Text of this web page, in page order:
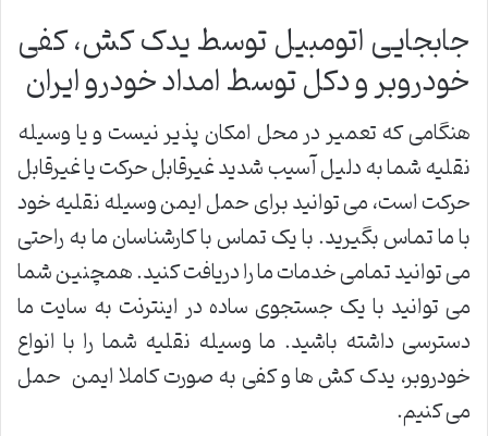
جابجایی اتومبیل توسط یدک کش، کفی
خودروبر و دکل توسط امداد خودرو ایران
هنگامی که تعمیر در محل امکان پذیر نیست و یا وسیله
نقلیه شما به دلیل آسیب شدید غیرقابل حرکت یا غیرقابل
حرکت است، می توانید برای حمل ایمن وسیله نقلیه خود
با ما تماس بگیرید. با یک تماس با کارشناسان ما به راحتی
می توانید تمامی خدمات ما را دریافت کنید. همچنین شما
می توانید با یک جستجوی ساده در اینترنت به سایت ما
دسترسی داشته باشید. ما وسیله نقلیه شما را با انواع
خودروبر، یدک کش ها و کفی به صورت کاملا ایمن حمل
می کنیم.